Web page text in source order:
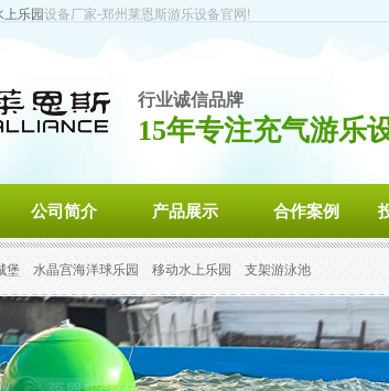
上乐园设备厂家-郑州莱恩斯游乐设备官网!
行业诚信品牌
15年专注充气游乐
公司简介 产品展示 合作案例
堡 水晶宫海洋球乐园 移动水上乐园 支架游泳池